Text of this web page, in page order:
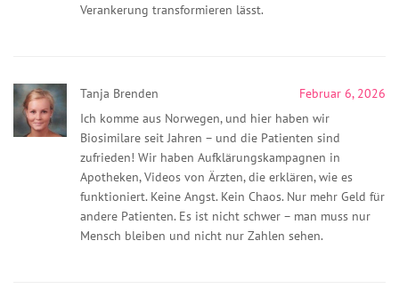
Verankerung transformieren lässt.
Tanja Brenden
Februar 6, 2026
Ich komme aus Norwegen, und hier haben wir
Biosimilare seit Jahren – und die Patienten sind
zufrieden! Wir haben Aufklärungskampagnen in
Apotheken, Videos von Ärzten, die erklären, wie es
funktioniert. Keine Angst. Kein Chaos. Nur mehr Geld für
andere Patienten. Es ist nicht schwer – man muss nur
Mensch bleiben und nicht nur Zahlen sehen.